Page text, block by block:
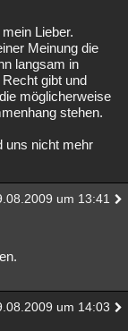
Lieber.
Meinung die
langsam in
gibt und
möglicherweise
stehen.
uns nicht mehr
um 13:41
um 14:03